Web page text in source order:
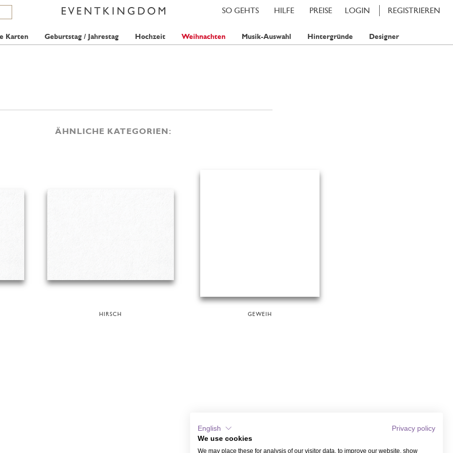
LOGIN REGISTRIEREN
PREISE
HILFE
SO GEHTS
Karten Geburtstag / Jahrestag Hochzeit Weihnachten Musik-Auswahl Hintergründe Designer
ÄHNLICHE KATEGORIEN:
HIRSCH GEWEIH
English
Privacy policy
We use cookies
We may place these for analysis of our visitor data, to improve our website, show